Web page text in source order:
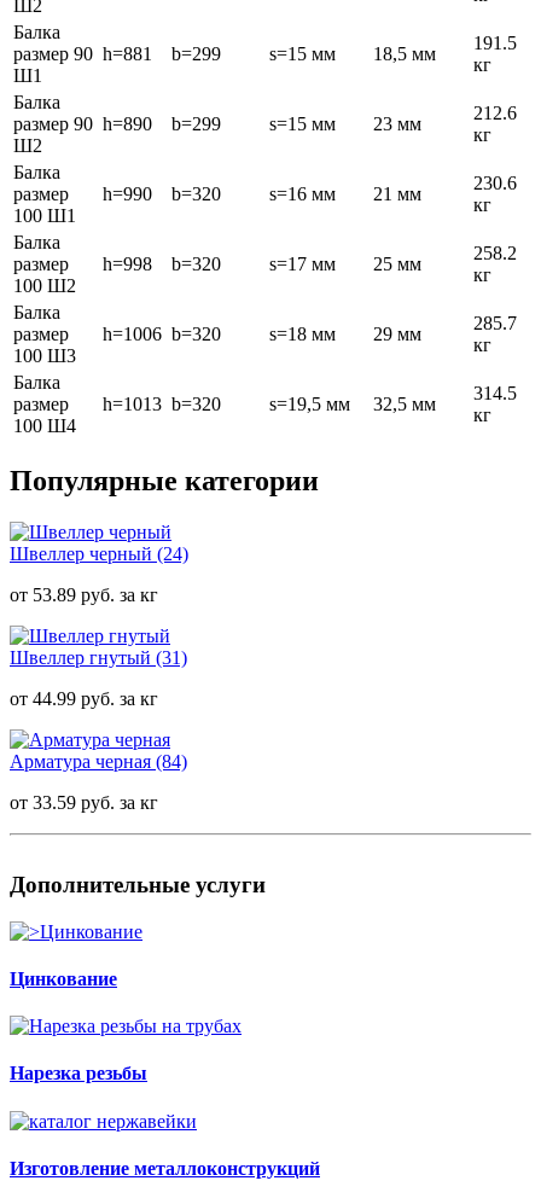
Ш2
Балка
размер 90
Ш1
h=881 b=299 s=15 мм 18,5 мм
191.5
кг
Балка
размер 90
Ш2
h=890 b=299 s=15 мм 23 мм
212.6
кг
Балка
размер
100 Ш1
h=990 b=320 s=16 мм 21 мм
230.6
кг
Балка
размер
100 Ш2
h=998 b=320 s=17 мм 25 мм
258.2
кг
Балка
размер
100 Ш3
h=1006 b=320 s=18 мм 29 мм
285.7
кг
Балка
размер
100 Ш4
h=1013 b=320 s=19,5 мм 32,5 мм
314.5
кг
Популярные категории
Швеллер черный (24)
от 53.89 руб. за кг
Швеллер гнутый (31)
от 44.99 руб. за кг
Арматура черная (84)
от 33.59 руб. за кг
Дополнительные услуги
Цинкование
Нарезка резьбы
Изготовление металлоконструкций